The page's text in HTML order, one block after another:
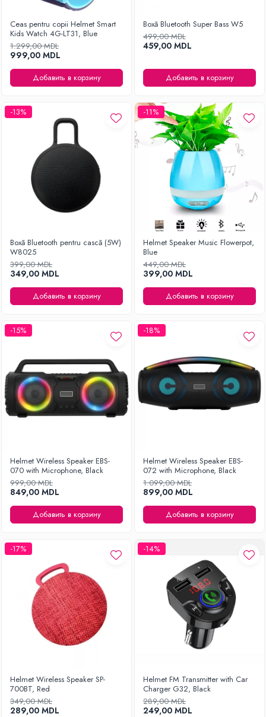
Ceas pentru copii Helmet Smart
Kids Watch 4G-LT31, Blue
1.299,00 MDL
999,00 MDL
Добавить в корзину
Boxă Bluetooth Super Bass W5
499,00 MDL
459,00 MDL
Добавить в корзину
-13%
Boxă Bluetooth pentru cască (5W)
W8025
399,00 MDL
349,00 MDL
Добавить в корзину
-11%
Helmet Speaker Music Flowerpot,
Blue
449,00 MDL
399,00 MDL
Добавить в корзину
-15%
Helmet Wireless Speaker EBS-
070 with Microphone, Black
999,00 MDL
849,00 MDL
Добавить в корзину
-18%
Helmet Wireless Speaker EBS-
072 with Microphone, Black
1.099,00 MDL
899,00 MDL
Добавить в корзину
-17%
Helmet Wireless Speaker SP-
700BT, Red
349,00 MDL
289,00 MDL
-14%
Helmet FM Transmitter with Car
Charger G32, Black
289,00 MDL
249,00 MDL